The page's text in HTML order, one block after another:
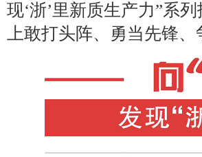
现‘浙’里新质生产力”系
上敢打头阵、勇当先锋